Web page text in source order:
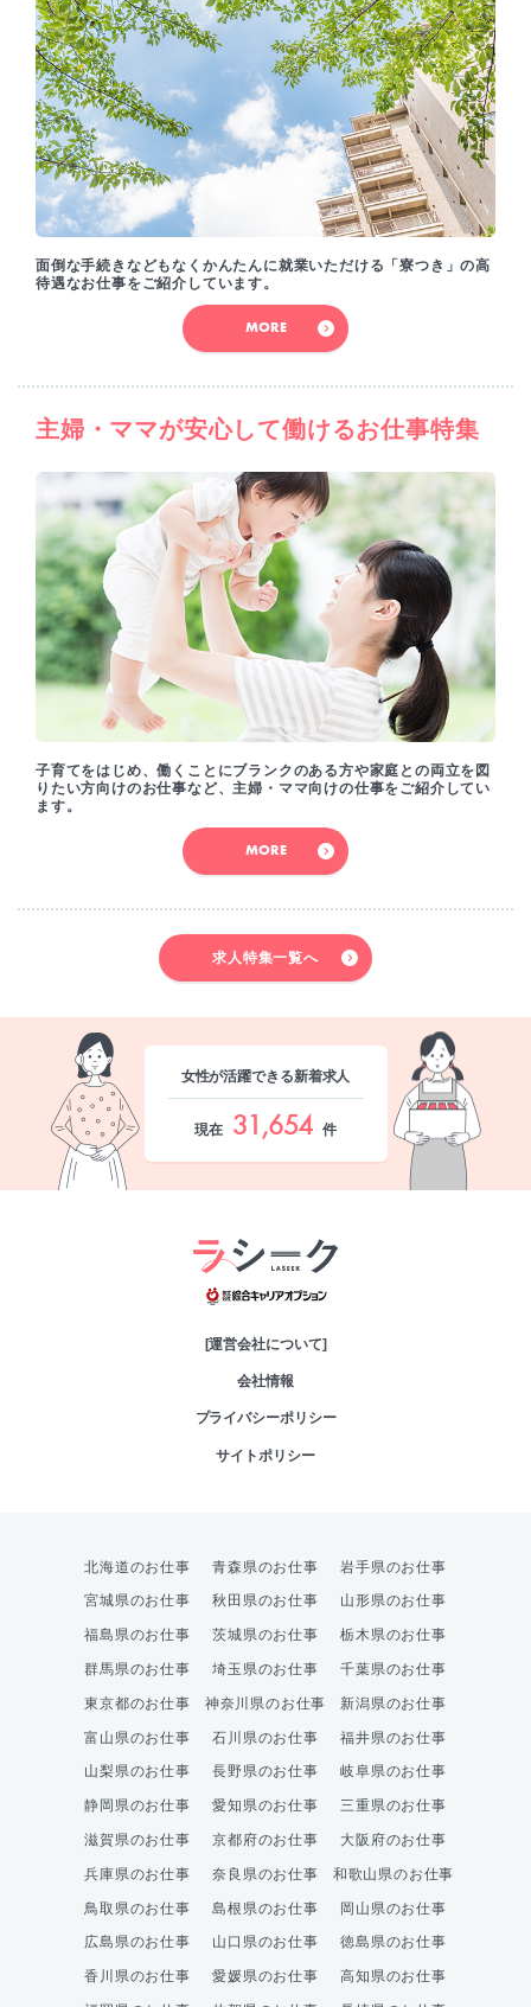
面倒な手続きなどもなくかんたんに就業いただける「寮つき」の高
待遇なお仕事をご紹介しています。
MORE
主婦・ママが安心して働けるお仕事特集
子育てをはじめ、働くことにブランクのある方や家庭との両立を図
りたい方向けのお仕事など、主婦・ママ向けの仕事をご紹介してい
ます。
MORE
求人特集一覧へ
女性が活躍できる新着求人
現在 31,654 件
[運営会社について]
会社情報
プライバシーポリシー
サイトポリシー
北海道のお仕事 青森県のお仕事 岩手県のお仕事
宮城県のお仕事 秋田県のお仕事 山形県のお仕事
福島県のお仕事 茨城県のお仕事 栃木県のお仕事
群馬県のお仕事 埼玉県のお仕事 千葉県のお仕事
東京都のお仕事 神奈川県のお仕事 新潟県のお仕事
富山県のお仕事 石川県のお仕事 福井県のお仕事
山梨県のお仕事 長野県のお仕事 岐阜県のお仕事
静岡県のお仕事 愛知県のお仕事 三重県のお仕事
滋賀県のお仕事 京都府のお仕事 大阪府のお仕事
兵庫県のお仕事 奈良県のお仕事 和歌山県のお仕事
鳥取県のお仕事 島根県のお仕事 岡山県のお仕事
広島県のお仕事 山口県のお仕事 徳島県のお仕事
香川県のお仕事 愛媛県のお仕事 高知県のお仕事